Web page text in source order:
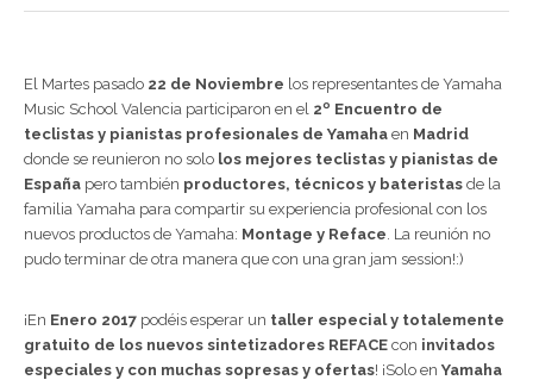
El Martes pasado 22 de Noviembre los representantes de Yamaha
Music School Valencia participaron en el 2º Encuentro de
teclistas y pianistas profesionales de Yamaha en Madrid
donde se reunieron no solo los mejores teclistas y pianistas de
España pero también productores, técnicos y bateristas de la
familia Yamaha para compartir su experiencia profesional con los
nuevos productos de Yamaha: Montage y Reface. La reunión no
pudo terminar de otra manera que con una gran jam session!:)
¡En Enero 2017 podéis esperar un taller especial y totalemente
gratuito de los nuevos sintetizadores REFACE con invitados
especiales y con muchas sopresas y ofertas! ¡Solo en Yamaha